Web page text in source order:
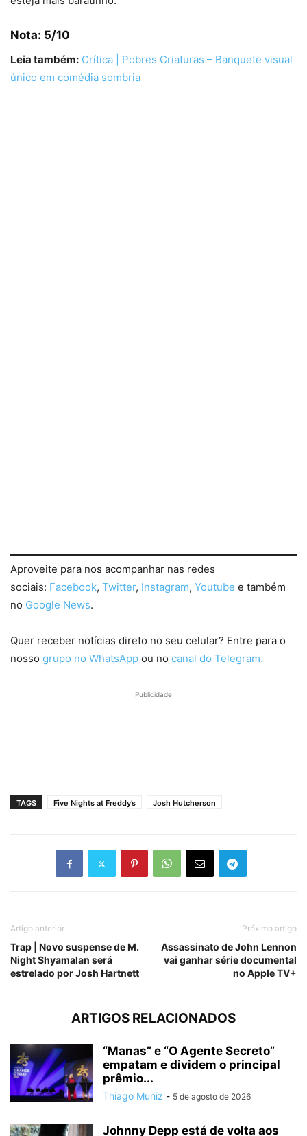
Nota: 5/10
Leia também: Crítica | Pobres Criaturas – Banquete visual
único em comédia sombria
Aproveite para nos acompanhar nas redes
sociais: Facebook, Twitter, Instagram, Youtube e também
no Google News.
Quer receber notícias direto no seu celular? Entre para o
nosso grupo no WhatsApp ou no canal do Telegram.
Publicidade
TAGS Five Nights at Freddy’s Josh Hutcherson
Artigo anterior
Trap | Novo suspense de M.
Night Shyamalan será
estrelado por Josh Hartnett
Próximo artigo
Assassinato de John Lennon
vai ganhar série documental
no Apple TV+
ARTIGOS RELACIONADOS
“Manas” e “O Agente Secreto”
empatam e dividem o principal
prêmio...
Thiago Muniz - 5 de agosto de 2026
Johnny Depp está de volta aos